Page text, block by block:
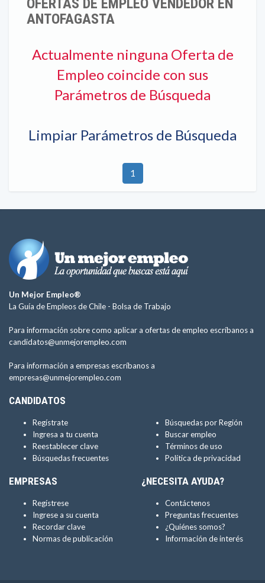
OFERTAS DE EMPLEO VENDEDOR EN
ANTOFAGASTA
Actualmente ninguna Oferta de
Empleo coincide con sus
Parámetros de Búsqueda
Limpiar Parámetros de Búsqueda
1
Un Mejor Empleo®
La Guía de Empleos de Chile - Bolsa de Trabajo
Para información sobre como aplicar a ofertas de empleo escríbanos a
candidatos@unmejorempleo.com
Para información a empresas escríbanos a
empresas@unmejorempleo.com
CANDIDATOS
Regístrate
Ingresa a tu cuenta
Reestablecer clave
Búsquedas frecuentes
Búsquedas por Región
Buscar empleo
Términos de uso
Política de privacidad
EMPRESAS
Regístrese
Ingrese a su cuenta
Recordar clave
Normas de publicación
¿NECESITA AYUDA?
Contáctenos
Preguntas frecuentes
¿Quiénes somos?
Información de interés